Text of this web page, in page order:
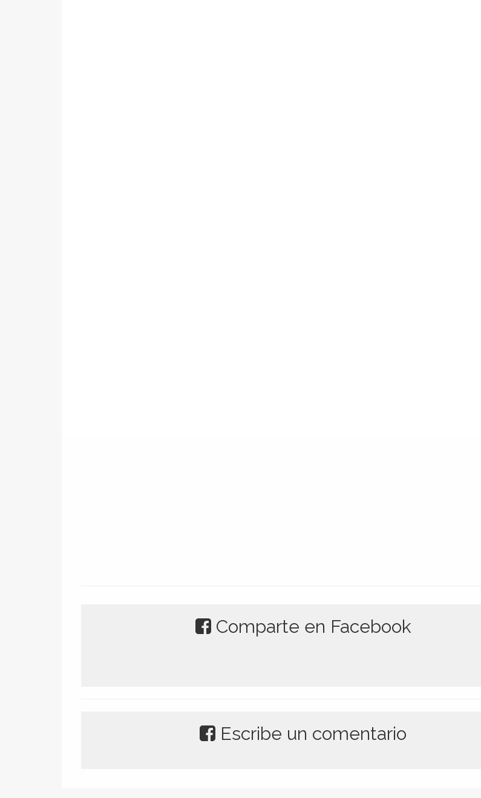
Comparte en Facebook
Escribe un comentario